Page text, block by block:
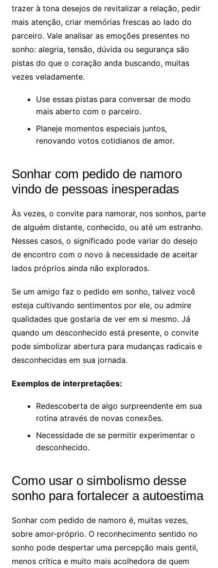
trazer à tona desejos de revitalizar a relação, pedir
mais atenção, criar memórias frescas ao lado do
parceiro. Vale analisar as emoções presentes no
sonho: alegria, tensão, dúvida ou segurança são
pistas do que o coração anda buscando, muitas
vezes veladamente.
Use essas pistas para conversar de modo
mais aberto com o parceiro.
Planeje momentos especiais juntos,
renovando votos cotidianos de amor.
Sonhar com pedido de namoro
vindo de pessoas inesperadas
Às vezes, o convite para namorar, nos sonhos, parte
de alguém distante, conhecido, ou até um estranho.
Nesses casos, o significado pode variar do desejo
de encontro com o novo à necessidade de aceitar
lados próprios ainda não explorados.
Se um amigo faz o pedido em sonho, talvez você
esteja cultivando sentimentos por ele, ou admire
qualidades que gostaria de ver em si mesmo. Já
quando um desconhecido está presente, o convite
pode simbolizar abertura para mudanças radicais e
desconhecidas em sua jornada.
Exemplos de interpretações:
Redescoberta de algo surpreendente em sua
rotina através de novas conexões.
Necessidade de se permitir experimentar o
desconhecido.
Como usar o simbolismo desse
sonho para fortalecer a autoestima
Sonhar com pedido de namoro é, muitas vezes,
sobre amor-próprio. O reconhecimento sentido no
sonho pode despertar uma percepção mais gentil,
menos crítica e muito mais acolhedora de quem